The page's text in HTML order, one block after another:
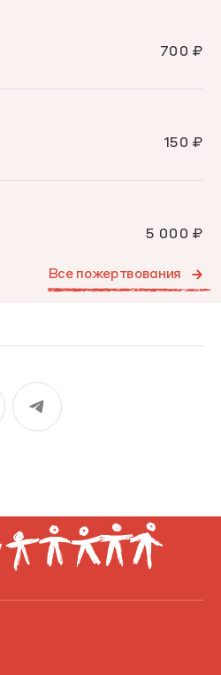
700 ₽
150 ₽
5 000 ₽
Все пожертвования